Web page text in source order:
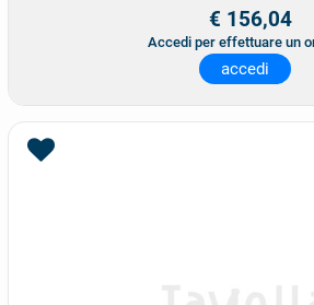
€ 156,04
Accedi per effettuare un
accedi